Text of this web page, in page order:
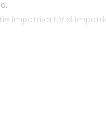
impotriva UV si
ventilatie de pe